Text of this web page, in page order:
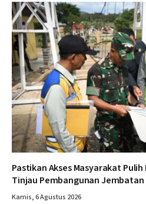
Pastikan Akses Masyarakat
Tinjau Pembangunan
Kamis, 6 Agustus 2026